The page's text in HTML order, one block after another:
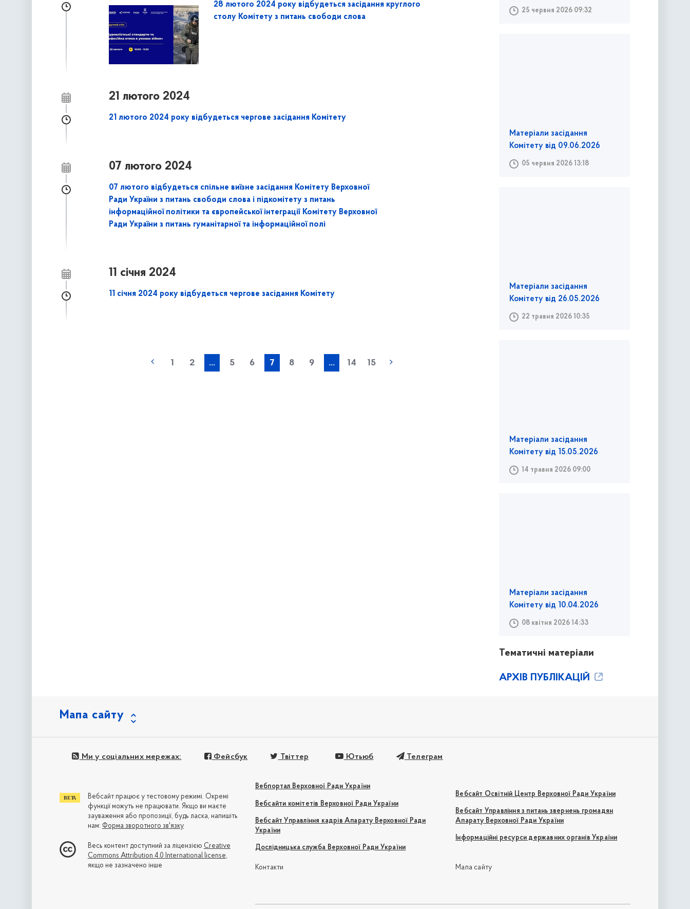
28 лютого 2024 року відбудеться засідання круглого
столу Комітету з питань свободи слова
21 лютого 2024
21 лютого 2024 року відбудеться чергове засідання Комітету
07 лютого 2024
07 лютого відбудеться спільне виїзне засідання Комітету Верховної
Ради України з питань свободи слова і підкомітету з питань
інформаційної політики та європейської інтеграції Комітету Верховної
Ради України з питань гуманітарної та інформаційної полі
11 січня 2024
11 січня 2024 року відбудеться чергове засідання Комітету
« попередня
1 2 ... 5 6 7 8 9 ... 14 15
наступна »
25 червня 2026 09:32
Матеріали засідання
Комітету від 09.06.2026
05 червня 2026 13:18
Матеріали засідання
Комітету від 26.05.2026
22 травня 2026 10:35
Матеріали засідання
Комітету від 15.05.2026
14 травня 2026 09:00
Матеріали засідання
Комітету від 10.04.2026
08 квітня 2026 14:33
Тематичні матеріали
АРХІВ ПУБЛІКАЦІЙ
Мапа сайту
Ми у соціальних мережах: Фейсбук Твіттер Ютьюб Телеграм
Вебпортал Верховної Ради України
Вебсайти комітетів Верховної Ради України
Вебсайт Управління кадрів Апарату Верховної Ради
України
Дослідницька служба Верховної Ради України
Вебсайт Освітній Центр Верховної Ради України
Вебсайт Управління з питань звернень громадян
Апарату Верховної Ради України
Інформаційні ресурси державних органів України
Контакти Мапа сайту
Вебсайт працює у тестовому режимі. Окремі
функції можуть не працювати. Якщо ви маєте
зауваження або пропозиції, будь ласка, напишіть
нам: Форма зворотного зв'язку
Весь контент доступний за ліцензією Creative
Commons Attribution 4.0 International license,
якщо не зазначено інше